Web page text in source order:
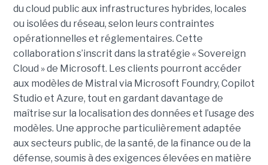
du cloud public aux infrastructures hybrides, locales
ou isolées du réseau, selon leurs contraintes
opérationnelles et réglementaires. Cette
collaboration s’inscrit dans la stratégie « Sovereign
Cloud » de Microsoft. Les clients pourront accéder
aux modèles de Mistral via Microsoft Foundry, Copilot
Studio et Azure, tout en gardant davantage de
maîtrise sur la localisation des données et l’usage des
modèles. Une approche particulièrement adaptée
aux secteurs public, de la santé, de la finance ou de la
défense, soumis à des exigences élevées en matière